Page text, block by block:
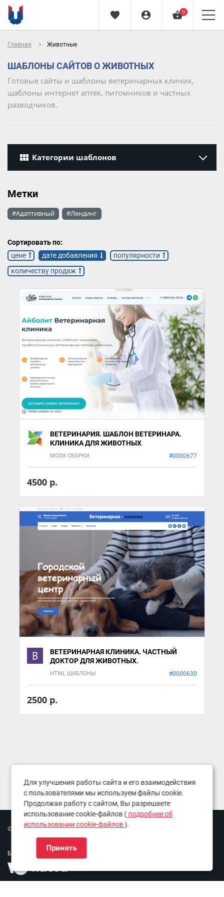
favorite account_circle shopping_basket0
Главная navigate_next Животные
ШАБЛОНЫ САЙТОВ О ЖИВОТНЫХ
Готовые сайты и шаблоны ветеринарных клиник,
шаблоны интернет аптек, питомников и частных
разводчиков.
view_module Категории шаблонов
Метки
#Адаптивный #Лендинг
Сортировать по:
цене
дате добавления
популярности
количеству продаж
ВЕТЕРИНАРИЯ. ШАБЛОН ВЕТЕРИНАРА.
КЛИНИКА ДЛЯ ЖИВОТНЫХ
MODX СБОРКИ #0000677
4500 р.
ВЕТЕРИНАРНАЯ КЛИНИКА. ЧАСТНЫЙ
ДОКТОР ДЛЯ ЖИВОТНЫХ.
HTML ШАБЛОНЫ #0000630
2500 р.
© Copyright 2016-2026. Все права защищены.
Безопасные платежи:
Для улучшения работы сайта и его взаимодействия
с пользователями мы используем файлы cookie.
Продолжая работу с сайтом, Вы разрешаете
использование cookie-файлов ( подробнее об
использовании cookie-файлов ).
Принять